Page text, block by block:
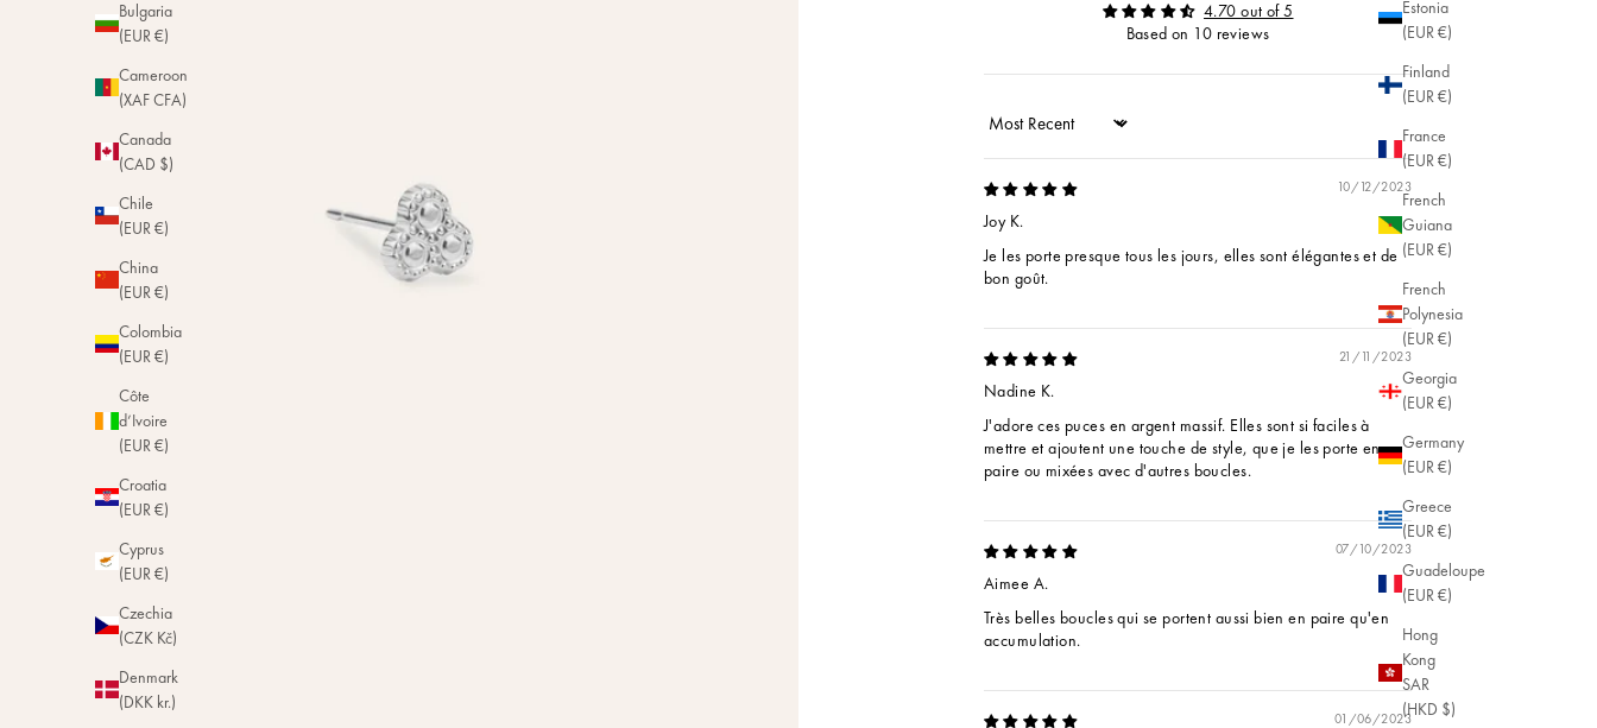
Estonia
(EUR €)
Finland
(EUR €)
France
(EUR €)
French
Guiana
(EUR €)
French
Polynesia
(EUR €)
Georgia
(EUR €)
Germany
(EUR €)
Greece
(EUR €)
Guadeloupe
(EUR €)
Hong
Kong
SAR
(HKD $)
Bulgaria
(EUR €)
Cameroon
(XAF CFA)
Canada
(CAD $)
Chile
(EUR €)
China
(EUR €)
Colombia
(EUR €)
Côte
d’Ivoire
(EUR €)
Croatia
(EUR €)
Cyprus
(EUR €)
Czechia
(CZK Kč)
Denmark
(DKK kr.)
4.70 out of 5
Based on 10 reviews
Sort by
10/12/2023
Joy K.
Je les porte presque tous les jours, elles sont élégantes et de
bon goût.
21/11/2023
Nadine K.
J'adore ces puces en argent massif. Elles sont si faciles à
mettre et ajoutent une touche de style, que je les porte en
paire ou mixées avec d'autres boucles.
07/10/2023
Aimee A.
Très belles boucles qui se portent aussi bien en paire qu'en
accumulation.
01/06/2023